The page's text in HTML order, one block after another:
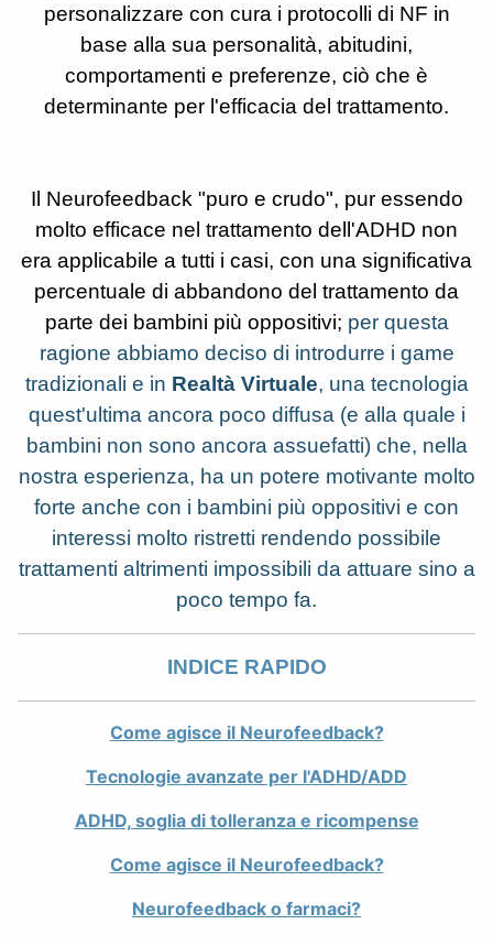
personalizzare con cura i protocolli di NF in
base alla sua personalità, abitudini,
comportamenti e preferenze, ciò che è
determinante per l'efficacia del trattamento.
Il Neurofeedback "puro e crudo", pur essendo
molto efficace nel trattamento dell'ADHD non
era applicabile a tutti i casi, con una significativa
percentuale di abbandono del trattamento da
parte dei bambini più oppositivi; per questa
ragione abbiamo deciso di introdurre i game
tradizionali e in Realtà Virtuale, una tecnologia
quest'ultima ancora poco diffusa (e alla quale i
bambini non sono ancora assuefatti) che, nella
nostra esperienza, ha un potere motivante molto
forte anche con i bambini più oppositivi e con
interessi molto ristretti rendendo possibile
trattamenti altrimenti impossibili da attuare sino a
poco tempo fa.
INDICE RAPIDO
Come agisce il Neurofeedback?
Tecnologie avanzate per l'ADHD/ADD
ADHD, soglia di tolleranza e ricompense
Come agisce il Neurofeedback?
Neurofeedback o farmaci?